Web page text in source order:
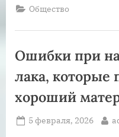
жизнь:
меняет
Общество
Ошибки при
лака, которые
хороший
Posted
5 февраля, 2026